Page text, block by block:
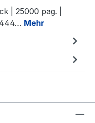
| 25000 pag. |
Mehr